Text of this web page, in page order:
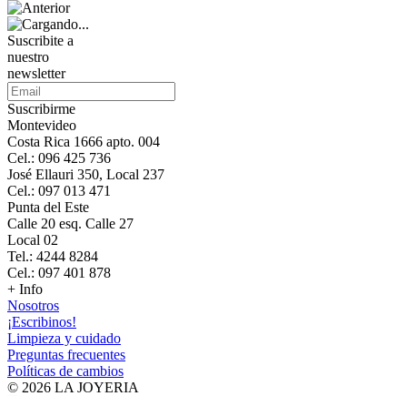
Suscribite a
nuestro
newsletter
Suscribirme
Montevideo
Costa Rica 1666 apto. 004
Cel.: 096 425 736
José Ellauri 350, Local 237
Cel.: 097 013 471
Punta del Este
Calle 20 esq. Calle 27
Local 02
Tel.: 4244 8284
Cel.: 097 401 878
+ Info
Nosotros
¡Escribinos!
Limpieza y cuidado
Preguntas frecuentes
Políticas de cambios
© 2026 LA JOYERIA